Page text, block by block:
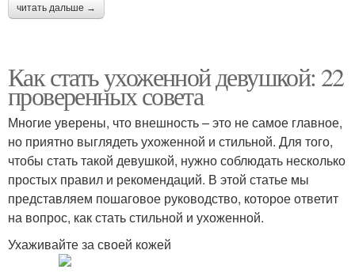
читать дальше →
Как стать ухоженной девушкой: 22
проверенных совета
Многие уверены, что внешность – это не самое главное,
но приятно выглядеть ухоженной и стильной. Для того,
чтобы стать такой девушкой, нужно соблюдать несколько
простых правил и рекомендаций. В этой статье мы
представляем пошаговое руководство, которое ответит
на вопрос, как стать стильной и ухоженной.
Ухаживайте за своей кожей